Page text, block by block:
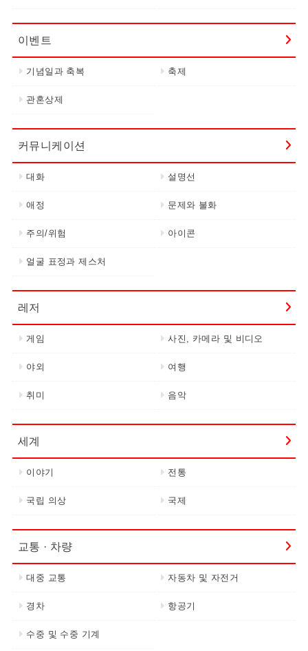
이벤트
기념일과 축복 축제
관혼상제
커뮤니케이션
대화 설명선
애정 문제와 불화
주의/위험 아이콘
얼굴 표정과 제스처
레저
게임 사진, 카메라 및 비디오
야외 여행
취미 음악
세계
이야기 전통
국립 의상 국제
교통 · 차량
대중 교통 자동차 및 자전거
경차 항공기
수중 및 수중 기계